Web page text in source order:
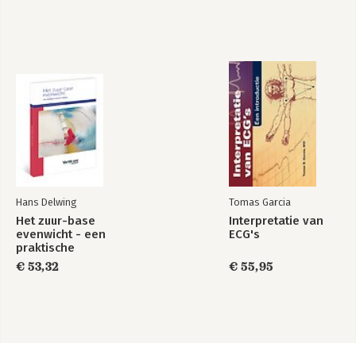
ProActive Nursing.
Klinische
problematiek
inzichtelijk
Hans Delwing
Het zuur-base
evenwicht - een
praktische
handleiding
€ 53,32
Tomas Garcia
Interpretatie van
ECG's
€ 55,95